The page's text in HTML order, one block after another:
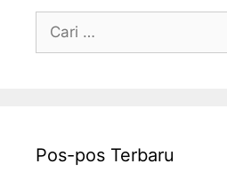
untuk:
Pos-pos Terbaru